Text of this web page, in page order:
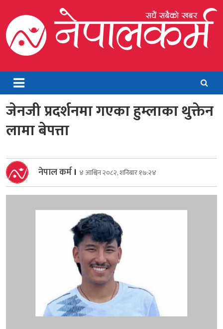
to
content
Nepalkarma
जेनजी प्रदर्शनमा गएका हुम्लाका थुक्तेन
लामा बेपत्ता
नेपाल कर्म। ४ आश्विन २०८२, शनिबार १७:२४